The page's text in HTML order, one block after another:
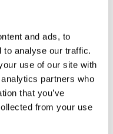
and ads, to
to analyse our traffic.
use of our site with
partners who
that you’ve
from your use
pour
3.0